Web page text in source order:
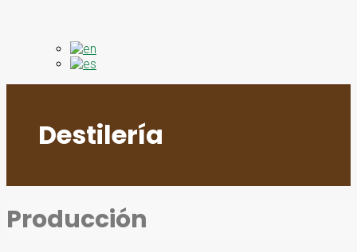
Destilería
Producción